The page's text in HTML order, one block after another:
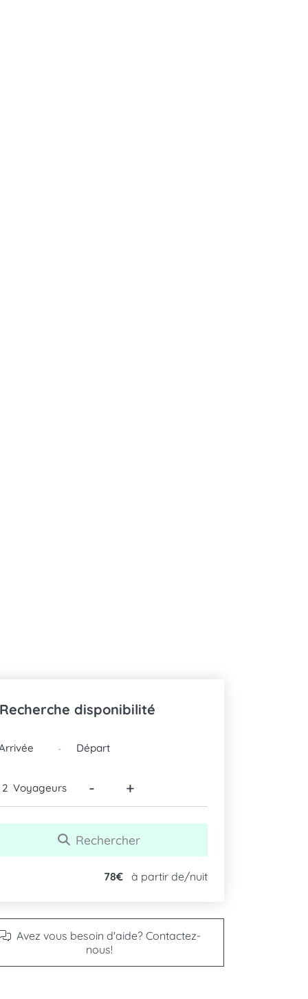
disponibilité
DATES -
Voyageurs - +
Rechercher
78€ à partir de/nuit
Avez vous besoin d'aide? Contactez-
nous!